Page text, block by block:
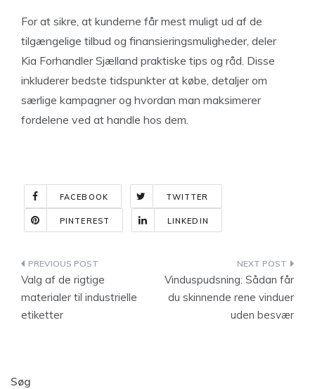
For at sikre, at kunderne får mest muligt ud af de
tilgængelige tilbud og finansieringsmuligheder, deler
Kia Forhandler Sjælland praktiske tips og råd. Disse
inkluderer bedste tidspunkter at købe, detaljer om
særlige kampagner og hvordan man maksimerer
fordelene ved at handle hos dem.
FACEBOOK TWITTER
PINTEREST LINKEDIN
Indlægsnavigation
Valg af de rigtige
materialer til industrielle
etiketter
Vinduspudsning: Sådan får
du skinnende rene vinduer
uden besvær
Søg